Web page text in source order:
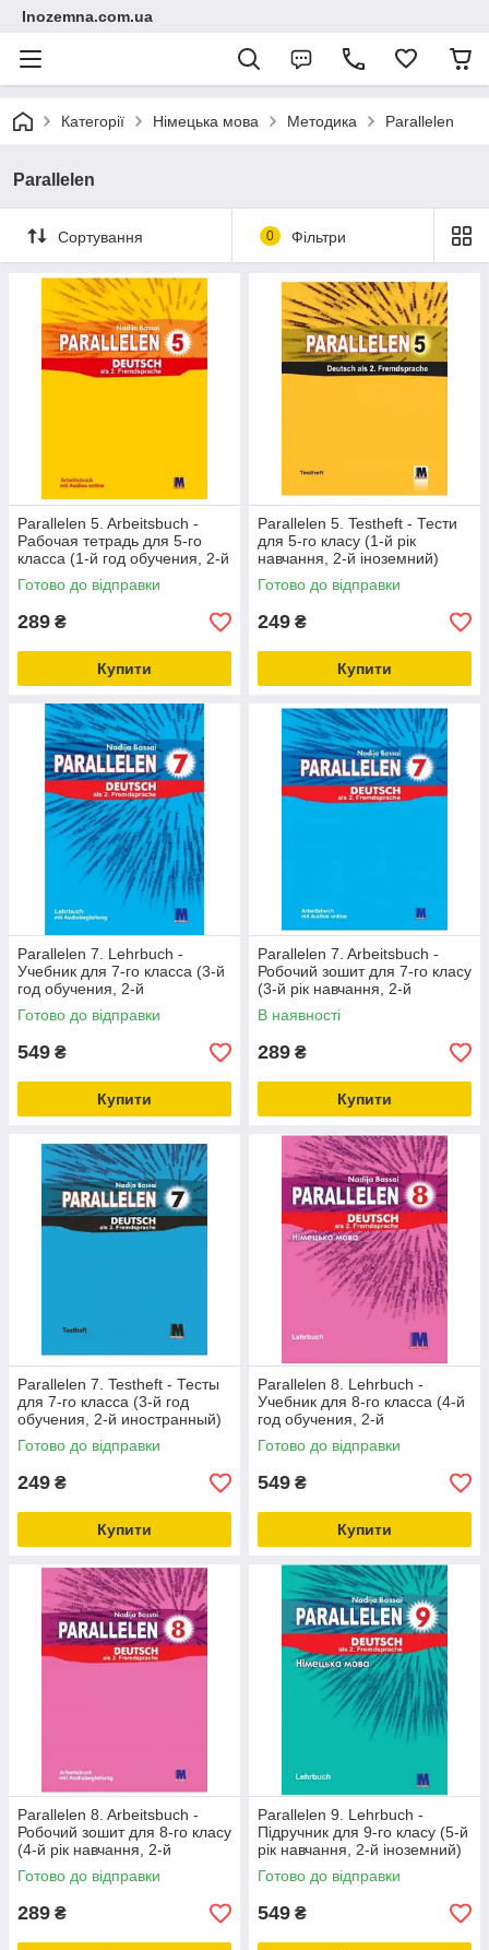
Inozemna.com.ua
Категорії Німецька мова Методика Parallelen
Parallelen
Сортування 0 Фільтри
Parallelen 5. Arbeitsbuch -
Рабочая тетрадь для 5-го
класса (1-й год обучения, 2-й
иностранный)
Готово до відправки
289 ₴
Купити
Parallelen 5. Testheft - Тести
для 5-го класу (1-й рік
навчання, 2-й іноземний)
Готово до відправки
249 ₴
Купити
Parallelen 7. Lehrbuch -
Учебник для 7-го класса (3-й
год обучения, 2-й
иностранный)
Готово до відправки
549 ₴
Купити
Parallelen 7. Arbeitsbuch -
Робочий зошит для 7-го класу
(3-й рік навчання, 2-й
іноземний)
В наявності
289 ₴
Купити
Parallelen 7. Testheft - Тесты
для 7-го класса (3-й год
обучения, 2-й иностранный)
Готово до відправки
249 ₴
Купити
Parallelen 8. Lehrbuch -
Учебник для 8-го класса (4-й
год обучения, 2-й
иностранный)
Готово до відправки
549 ₴
Купити
Parallelen 8. Arbeitsbuch -
Робочий зошит для 8-го класу
(4-й рік навчання, 2-й
іноземний)
Готово до відправки
289 ₴
Parallelen 9. Lehrbuch -
Підручник для 9-го класу (5-й
рік навчання, 2-й іноземний)
Готово до відправки
549 ₴